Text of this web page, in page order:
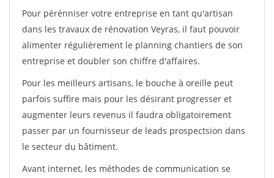
Pour pérénniser votre entreprise en tant qu'artisan
dans les travaux de rénovation Veyras, il faut pouvoir
alimenter régulièrement le planning chantiers de son
entreprise et doubler son chiffre d'affaires.
Pour les meilleurs artisans, le bouche à oreille peut
parfois suffire mais pour les désirant progresser et
augmenter leurs revenus il faudra obligatoirement
passer par un fournisseur de leads prospectsion dans
le secteur du bâtiment.
Avant internet, les méthodes de communication se